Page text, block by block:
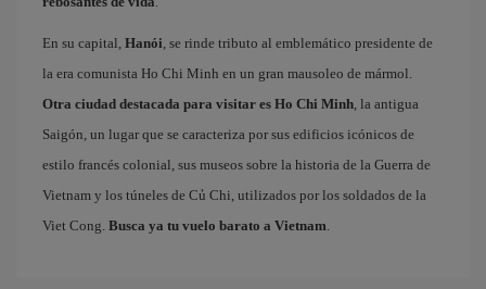
En su capital, Hanói , se rinde tributo al emblemático presidente de
la era comunista Ho Chi Minh en un gran mausoleo de mármol.
Otra ciudad destacada para visitar es Ho Chi Minh , la antigua
Saigón, un lugar que se caracteriza por sus edificios icónicos de
estilo francés colonial, sus museos sobre la historia de la Guerra de
Vietnam y los túneles de Củ Chi, utilizados por los soldados de la
Viet Cong. Busca ya tu vuelo barato a Vietnam